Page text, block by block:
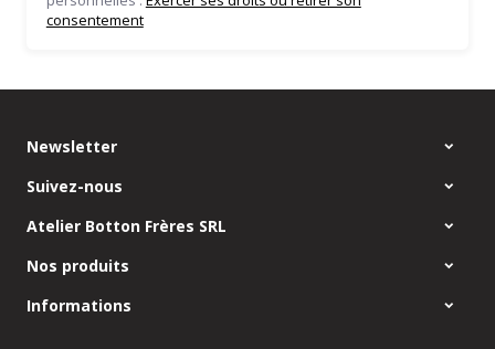
consentement
Newsletter
Suivez-nous
Atelier Botton Frères SRL
Nos produits
Informations